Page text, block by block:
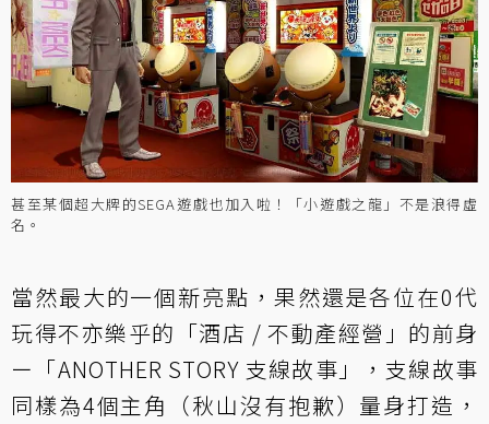
甚至某個超大牌的SEGA遊戲也加入啦！「小遊戲之龍」不是浪得虛
名。
當然最大的一個新亮點，果然還是各位在0代
玩得不亦樂乎的「酒店 / 不動產經營」的前身
ー「ANOTHER STORY 支線故事」，支線故事
同樣為4個主角（秋山沒有抱歉）量身打造，